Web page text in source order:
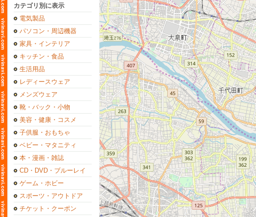
カテゴリ別に表示
電気製品
パソコン・周辺機器
家具・インテリア
キッチン・食品
生活用品
レディースウェア
メンズウェア
靴・バック・小物
美容・健康・コスメ
子供服・おもちゃ
ベビー・マタニティ
本・漫画・雑誌
CD・DVD・ブルーレイ
ゲーム・ホビー
スポーツ・アウトドア
チケット・クーポン